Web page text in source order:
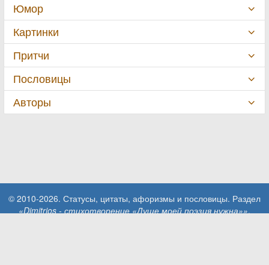
Юмор
Картинки
Притчи
Пословицы
Авторы
© 2010-2026. Статусы, цитаты, афоризмы и пословицы. Раздел
«Dimitrios - стихотворение «Душе моей поэзия нужна»».